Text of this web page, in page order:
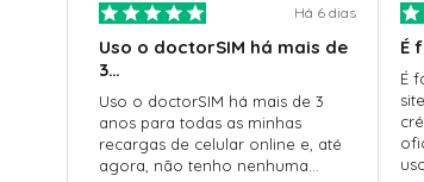
Há 6 dias
Uso o doctorSIM há mais de
3…
Uso o doctorSIM há mais de 3
anos para todas as minhas
recargas de celular online e, até
agora, não tenho nenhuma
É
É